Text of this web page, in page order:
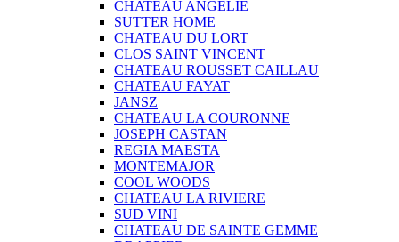
CHATEAU ANGELIE
SUTTER HOME
CHATEAU DU LORT
CLOS SAINT VINCENT
CHATEAU ROUSSET CAILLAU
CHATEAU FAYAT
JANSZ
CHATEAU LA COURONNE
JOSEPH CASTAN
REGIA MAESTA
MONTEMAJOR
COOL WOODS
CHATEAU LA RIVIERE
SUD VINI
CHATEAU DE SAINTE GEMME